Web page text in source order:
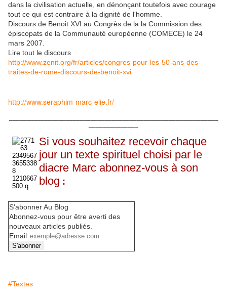
dans la civilisation actuelle, en dénonçant toutefois avec courage
tout ce qui est contraire à la dignité de l'homme.
Discours de Benoit XVI au Congrès de la la Commission des
épiscopats de la Communauté européenne (COMECE) le 24
mars 2007.
Lire tout le discours
http://www.zenit.org/fr/articles/congres-pour-les-50-ans-des-
traites-de-rome-discours-de-benoit-xvi
http://www.seraphim-marc-elie.fr/
Si vous souhaitez recevoir chaque
jour un texte spirituel choisi par le
diacre Marc abonnez-vous à son
blog :
S'abonner Au Blog
Abonnez-vous pour être averti des
nouveaux articles publiés.
Email
#Textes